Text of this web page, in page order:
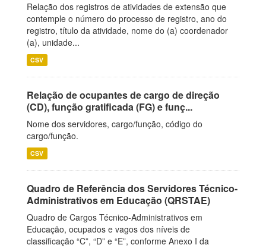
Relação dos registros de atividades de extensão que
contemple o número do processo de registro, ano do
registro, título da atividade, nome do (a) coordenador
(a), unidade...
CSV
Relação de ocupantes de cargo de direção
(CD), função gratificada (FG) e funç...
Nome dos servidores, cargo/função, código do
cargo/função.
CSV
Quadro de Referência dos Servidores Técnico-
Administrativos em Educação (QRSTAE)
Quadro de Cargos Técnico-Administrativos em
Educação, ocupados e vagos dos níveis de
classificação “C”, “D” e “E”, conforme Anexo I da